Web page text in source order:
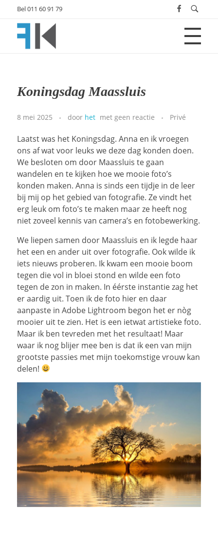
Bel 011 60 91 79
Koningsdag Maassluis
8 mei 2025 door het met geen reactie Privé
Laatst was het Koningsdag. Anna en ik vroegen
ons af wat voor leuks we deze dag konden doen.
We besloten om door Maassluis te gaan
wandelen en te kijken hoe we mooie foto’s
konden maken. Anna is sinds een tijdje in de leer
bij mij op het gebied van fotografie. Ze vindt het
erg leuk om foto’s te maken maar ze heeft nog
niet zoveel kennis van camera’s en fotobewerking.
We liepen samen door Maassluis en ik legde haar
het een en ander uit over fotografie. Ook wilde ik
iets nieuws proberen. Ik kwam een mooie boom
tegen die vol in bloei stond en wilde een foto
tegen de zon in maken. In éérste instantie zag het
er aardig uit. Toen ik de foto hier en daar
aanpaste in Adobe Lightroom begon het er nòg
mooier uit te zien. Het is een ietwat artistieke foto.
Maar ik ben tevreden met het resultaat! Maar
waar ik nog blijer mee ben is dat ik een van mijn
grootste passies met mijn toekomstige vrouw kan
delen!